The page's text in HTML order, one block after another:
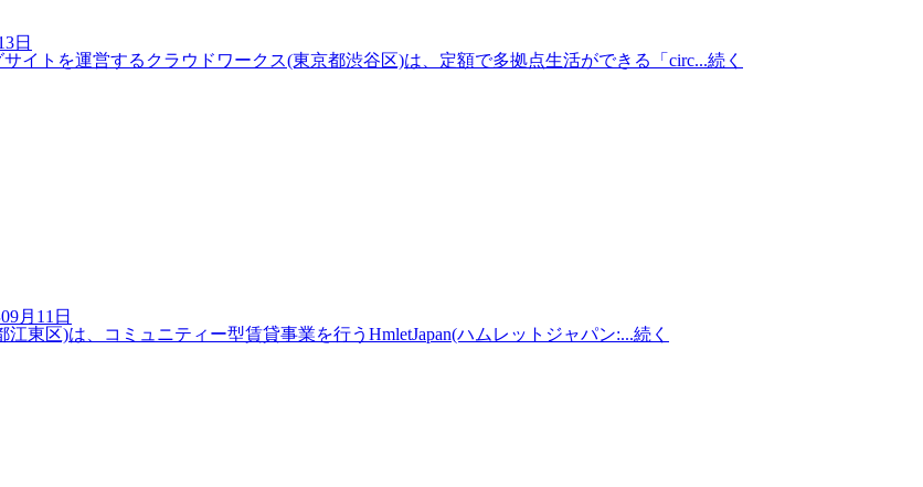
日
トを運営するクラウドワークス(東京都渋谷区)は、定額で多拠点生活ができる「circ...続く
月11日
区)は、コミュニティー型賃貸事業を行うHmletJapan(ハムレットジャパン:...続く